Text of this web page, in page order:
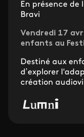
En présence
Bravi
Vendredi 17
enfants au
Destiné aux
d’explorer
création